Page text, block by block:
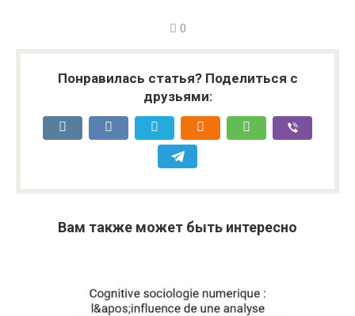
0
Понравилась статья? Поделиться с
друзьями:
Вам также может быть интересно